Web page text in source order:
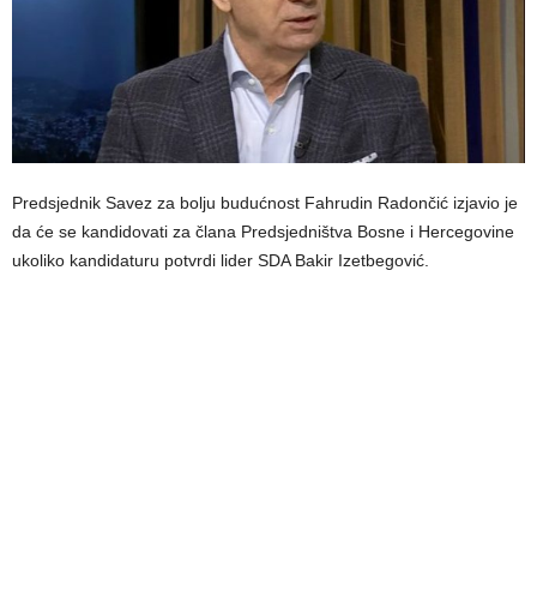
Predsjednik Savez za bolju budućnost Fahrudin Radončić izjavio je
da će se kandidovati za člana Predsjedništva Bosne i Hercegovine
ukoliko kandidaturu potvrdi lider SDA Bakir Izetbegović.